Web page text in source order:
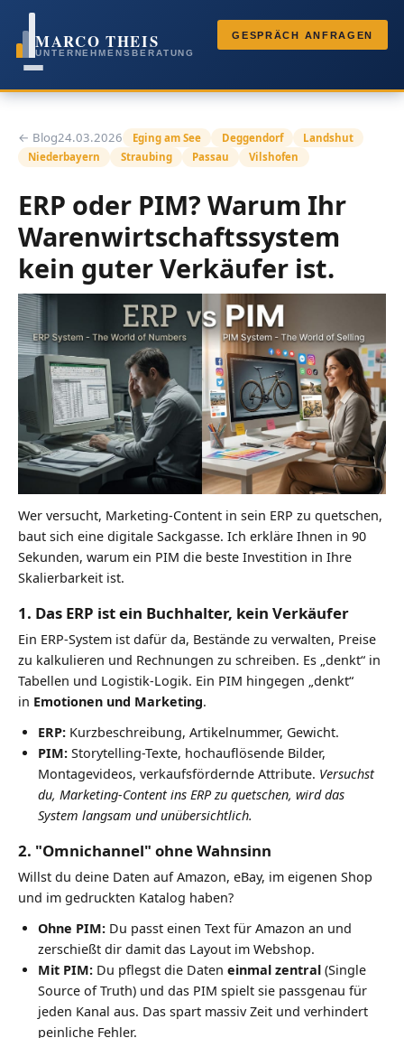
MARCO THEIS
UNTERNEHMENSBERATUNG
GESPRÄCH ANFRAGEN
← Blog24.03.2026 Eging am See Deggendorf
Landshut
Niederbayern
Straubing Passau Vilshofen
ERP oder PIM? Warum Ihr
Warenwirtschaftssystem
kein guter Verkäufer ist.
Wer versucht, Marketing-Content in sein ERP zu quetschen,
baut sich eine digitale Sackgasse. Ich erkläre Ihnen in 90
Sekunden, warum ein PIM die beste Investition in Ihre
Skalierbarkeit ist.
1. Das ERP ist ein Buchhalter, kein Verkäufer
Ein ERP-System ist dafür da, Bestände zu verwalten, Preise
zu kalkulieren und Rechnungen zu schreiben. Es „denkt“ in
Tabellen und Logistik-Logik. Ein PIM hingegen „denkt“
in Emotionen und Marketing.
ERP:Kurzbeschreibung, Artikelnummer, Gewicht.
PIM:Storytelling-Texte, hochauflösende Bilder,
Montagevideos, verkaufsfördernde Attribute. Versuchst
du, Marketing-Content ins ERP zu quetschen, wird das
System langsam und unübersichtlich.
2. "Omnichannel" ohne Wahnsinn
Willst du deine Daten auf Amazon, eBay, im eigenen Shop
und im gedruckten Katalog haben?
Ohne PIM:Du passt einen Text für Amazon an und
zerschießt dir damit das Layout im Webshop.
Mit PIM:Du pflegst die Daten einmal zentral(Single
Source of Truth) und das PIM spielt sie passgenau für
jeden Kanal aus. Das spart massiv Zeit und verhindert
peinliche Fehler.